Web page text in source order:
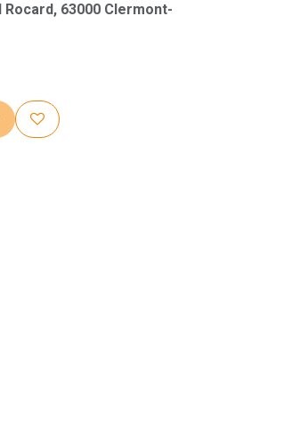
Rocard, 63000 Clermont-